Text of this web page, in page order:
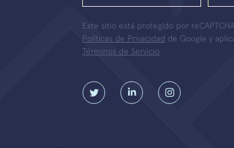
Este sitio está protegido por
Políticas de Privacidad de Google y
Términos de Servicio .